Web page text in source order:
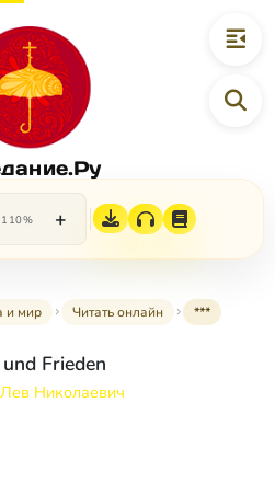
110% +
и мир Читать онлайн ***
Frieden
Николаевич